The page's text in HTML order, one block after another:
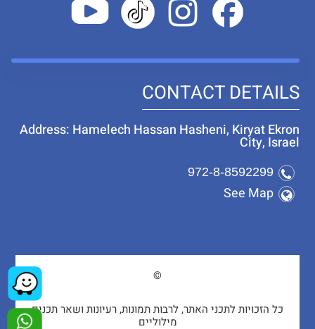
CONTACT DETAILS
Address: Hamelech Hassan Hasheni, Kiryat Ekron
City, Israel
972-8-8592299
See Map
©
כל הזכויות לתכני האתר, לרבות תמונות, רעיונות ושאר תכנים
מילוליים